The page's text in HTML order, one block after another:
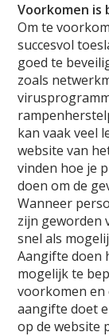
Voorkomen is
Om te
succesvol
goed te
zoals
kan vaak veel
website van
vinden hoe je
doen om de
Wanneer
zijn geworden
snel als
Aangifte doen
mogelijk te
voorkomen en
aangifte doet
op de website